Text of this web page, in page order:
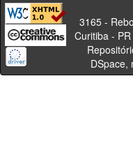
Av.
3165 -
DSpace,